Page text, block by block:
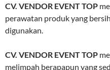
CV. VENDOR EVENT TOP
perawatan produk yang
digunakan.
CV. VENDOR EVENT TOP
melimpah berapapun yang